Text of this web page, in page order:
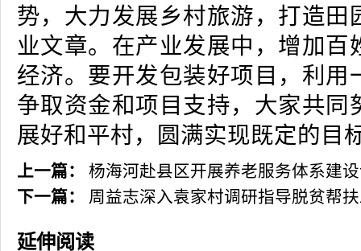
势，大力发展乡村旅游，打造田
业文章。在产业发展中，增加百
经济。要开发包装好项目，利用
争取资金和项目支持，大家共同
展好和平村，圆满实现既定的目
上一篇：
杨海河赴县区开展养老服务体系建
下一篇：
周益志深入袁家村调研指导脱贫帮
延伸阅读